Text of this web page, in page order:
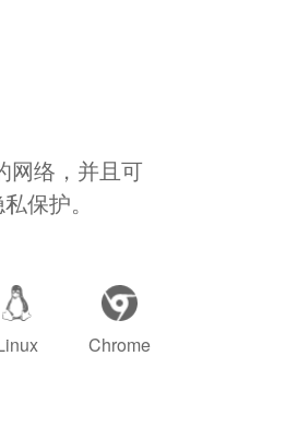
网络，并且可
保护。
Chrome